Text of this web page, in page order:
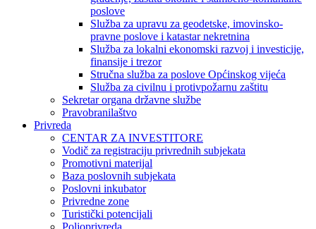
poslove
Služba za upravu za geodetske, imovinsko-
pravne poslove i katastar nekretnina
Služba za lokalni ekonomski razvoj i investicije,
finansije i trezor
Stručna služba za poslove Općinskog vijeća
Služba za civilnu i protivpožarnu zaštitu
Sekretar organa državne službe
Pravobranilaštvo
Privreda
CENTAR ZA INVESTITORE
Vodič za registraciju privrednih subjekata
Promotivni materijal
Baza poslovnih subjekata
Poslovni inkubator
Privredne zone
Turistički potencijali
Poljoprivreda